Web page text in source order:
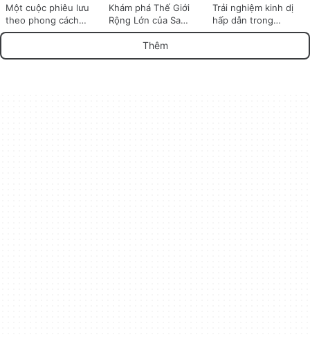
Một cuộc phiêu lưu
theo phong cách
tiểu thuyết
Khám phá Thế Giới
Rộng Lớn của Sa
Mạc Đỏ
Trải nghiệm kinh dị
hấp dẫn trong
Infliction
Thêm